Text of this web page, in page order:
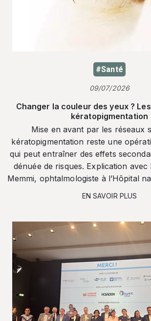
#Santé
09/07/2026
Changer la couleur des yeux ?
kératopigmentation
Mise en avant par les réseaux
kératopigmentation reste une
qui peut entraîner des effets
dénuée de risques. Explication avec
Memmi, ophtalmologiste à l’Hôpital
EN SAVOIR PLUS